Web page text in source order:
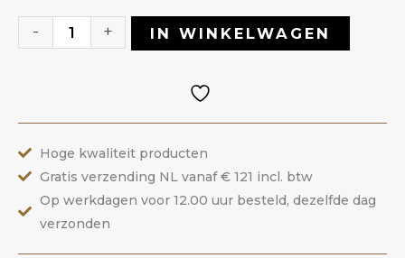
-
Pastel
+ IN WINKELWAGEN
Hoge kwaliteit producten
Gratis verzending NL vanaf € 121 incl. btw
Op werkdagen voor 12.00 uur besteld, dezelfde dag
verzonden